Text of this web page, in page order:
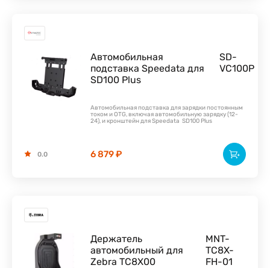
Автомобильная
подставка Speedata для
SD100 Plus
SD-
VC100P
Автомобильная подставка для зарядки постоянным
током и OTG, включая автомобильную зарядку (12-
24), и кронштейн для Speedata SD100 Plus
6 879 ₽
0.0
Держатель
автомобильный для
Zebra TC8X00
MNT-
TC8X-
FH-01